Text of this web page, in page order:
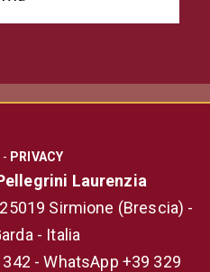
- PRIVACY
Laurenzia
Sirmione (Brescia) -
- Italia
-WhatsApp +39 329